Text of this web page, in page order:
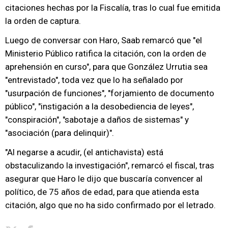
citaciones hechas por la Fiscalía, tras lo cual fue emitida
la orden de captura.
Luego de conversar con Haro, Saab remarcó que "el
Ministerio Público ratifica la citación, con la orden de
aprehensión en curso", para que González Urrutia sea
"entrevistado", toda vez que lo ha señalado por
"usurpación de funciones", "forjamiento de documento
público", "instigación a la desobediencia de leyes",
"conspiración", "sabotaje a daños de sistemas" y
"asociación (para delinquir)".
"Al negarse a acudir, (el antichavista) está
obstaculizando la investigación", remarcó el fiscal, tras
asegurar que Haro le dijo que buscaría convencer al
político, de 75 años de edad, para que atienda esta
citación, algo que no ha sido confirmado por el letrado.